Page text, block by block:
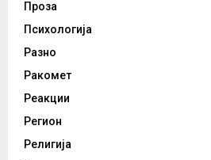
Проза
Психологија
Разно
Ракомет
Реакции
Регион
Религија